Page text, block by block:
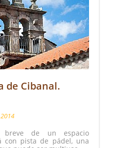
de Cibanal.
2014
breve de un espacio
con pista de pádel, una